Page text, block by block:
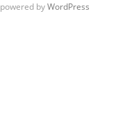
powered byWordPress